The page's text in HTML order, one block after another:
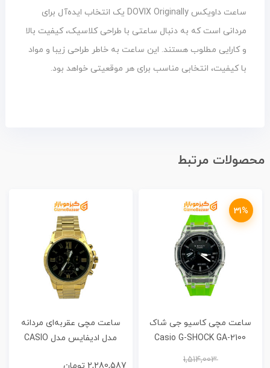
ساعت داویکس DOVIX Originally یک انتخاب ایده‌آل برای
مردانی است که به دنبال ساعتی با طراحی کلاسیک، کیفیت بالا
و کارایی مطلوب هستند. این ساعت به خاطر طراحی زیبا و مواد
با کیفیت، انتخابی مناسب برای هر موقعیتی خواهد بود.
محصولات مرتبط
31%
ساعت مچی کاسیو جی شاک
Casio G-SHOCK GA-2100
Custom (AP)
1,514,003
ساعت مچی عقربه‌ای مردانه
مدل ادیفایس مدل CASIO